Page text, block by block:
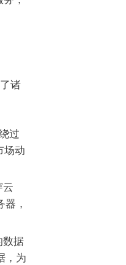
诸
过
场动
云
，
数据
，为